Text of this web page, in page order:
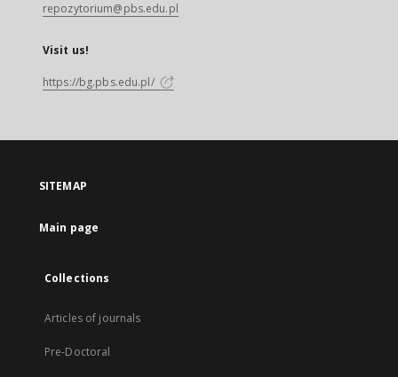
repozytorium@pbs.edu.pl
Visit us!
https://bg.pbs.edu.pl/
SITEMAP
Main page
Collections
Articles of journals
Pre-Doctoral